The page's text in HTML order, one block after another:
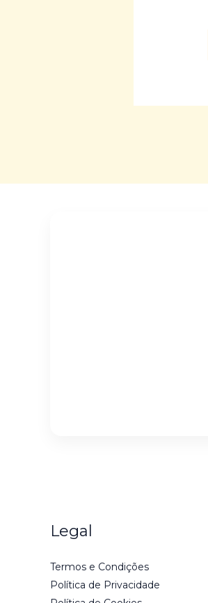
Legal
Termos e Condições
Política de Privacidade